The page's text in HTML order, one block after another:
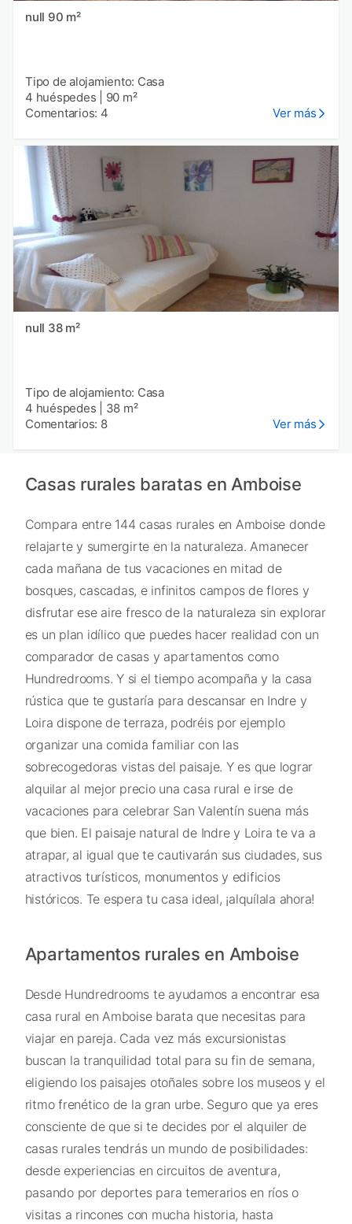
null 90 m²
Tipo de alojamiento: Casa
4 huéspedes
90 m²
Comentarios: 4
Ver más
null 38 m²
Tipo de alojamiento: Casa
4 huéspedes
38 m²
Comentarios: 8
Ver más
Casas rurales baratas en Amboise
Compara entre 144 casas rurales en Amboise donde
relajarte y sumergirte en la naturaleza. Amanecer
cada mañana de tus vacaciones en mitad de
bosques, cascadas, e infinitos campos de flores y
disfrutar ese aire fresco de la naturaleza sin explorar
es un plan idílico que puedes hacer realidad con un
comparador de casas y apartamentos como
Hundredrooms. Y si el tiempo acompaña y la casa
rústica que te gustaría para descansar en Indre y
Loira dispone de terraza, podréis por ejemplo
organizar una comida familiar con las
sobrecogedoras vistas del paisaje. Y es que lograr
alquilar al mejor precio una casa rural e irse de
vacaciones para celebrar San Valentín suena más
que bien. El paisaje natural de Indre y Loira te va a
atrapar, al igual que te cautivarán sus ciudades, sus
atractivos turísticos, monumentos y edificios
históricos. Te espera tu casa ideal, ¡alquílala ahora!
Apartamentos rurales en Amboise
Desde Hundredrooms te ayudamos a encontrar esa
casa rural en Amboise barata que necesitas para
viajar en pareja. Cada vez más excursionistas
buscan la tranquilidad total para su fin de semana,
eligiendo los paisajes otoñales sobre los museos y el
ritmo frenético de la gran urbe. Seguro que ya eres
consciente de que si te decides por el alquiler de
casas rurales tendrás un mundo de posibilidades:
desde experiencias en circuitos de aventura,
pasando por deportes para temerarios en ríos o
visitas a rincones con mucha historia, hasta